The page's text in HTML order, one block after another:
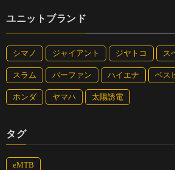
ユニットブランド
シマノ ジャイアント ジヤトコ ス
スラム バーファン ハイエナ ベス
ホンダ ヤマハ 太陽誘電
タグ
eMTB